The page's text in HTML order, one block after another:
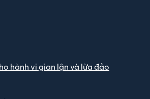
hành vi gian lận và lừa đảo